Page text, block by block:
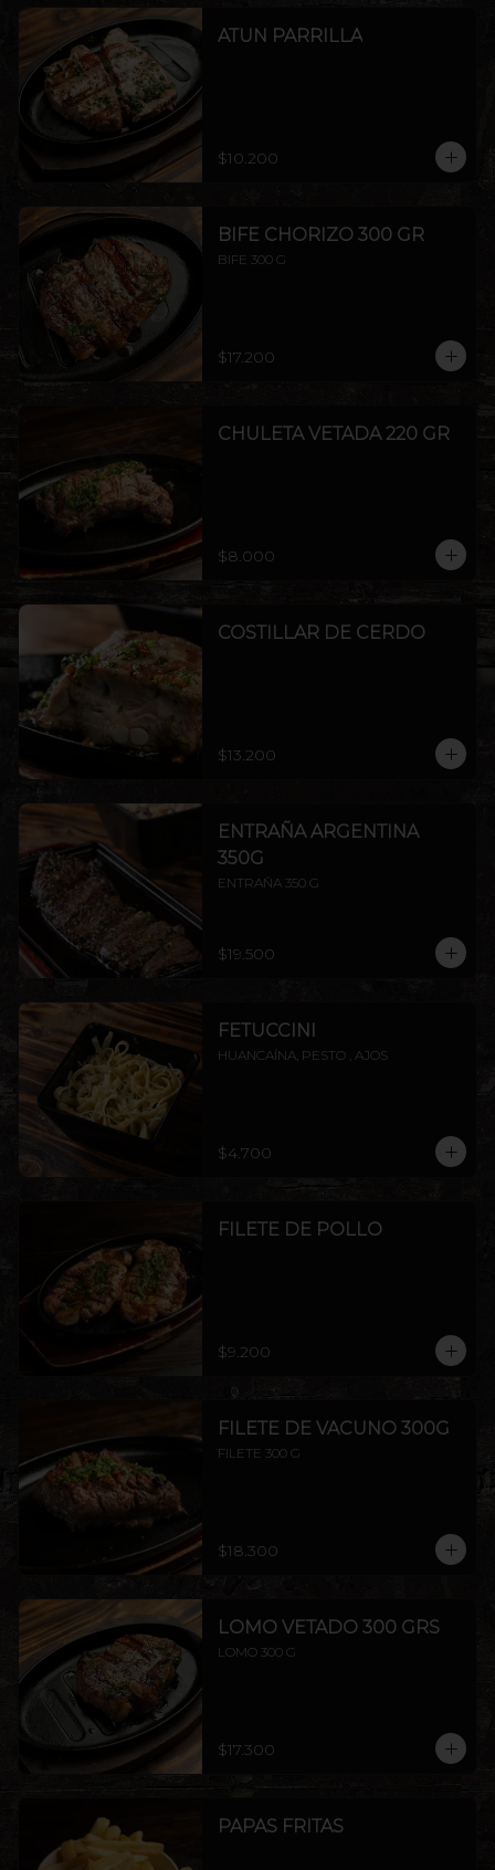
ATUN PARRILLA
$10.200
BIFE CHORIZO 300 GR
BIFE 300 G
$17.200
CHULETA VETADA 220 GR
$8.000
COSTILLAR DE CERDO
$13.200
ENTRAÑA ARGENTINA
350G
ENTRAÑA 350 G
$19.500
FETUCCINI
HUANCAÍNA, PESTO , AJOS
$4.700
FILETE DE POLLO
$9.200
FILETE DE VACUNO 300G
FILETE 300 G
$18.300
LOMO VETADO 300 GRS
LOMO 300 G
$17.300
PAPAS FRITAS